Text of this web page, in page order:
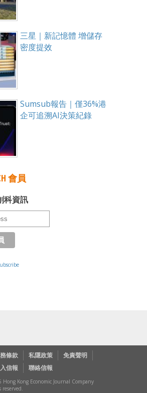
三星｜新記憶體 增儲存
密度提效
Sumsub報告｜僅36%港
企可追溯AI決策紀錄
會員
科資訊
條款 私隱政策
免責聲明
信報 聯絡信報
Kong Economic Journal Company